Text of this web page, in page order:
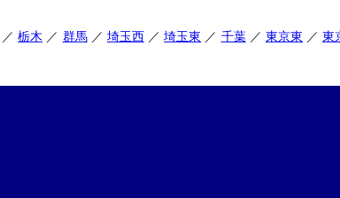
栃木 群馬 埼玉西 埼玉東 千葉 東京東 東